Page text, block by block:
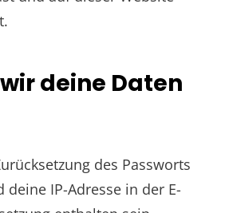
deine Daten
des Passworts
deine IP-Adresse in der E-